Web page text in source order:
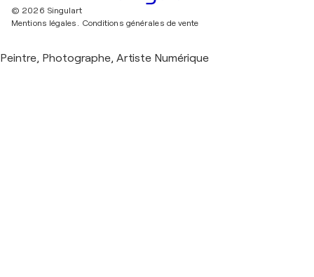
© 2026 Singulart
Mentions légales. Conditions générales de vente
Peintre, Photographe, Artiste Numérique